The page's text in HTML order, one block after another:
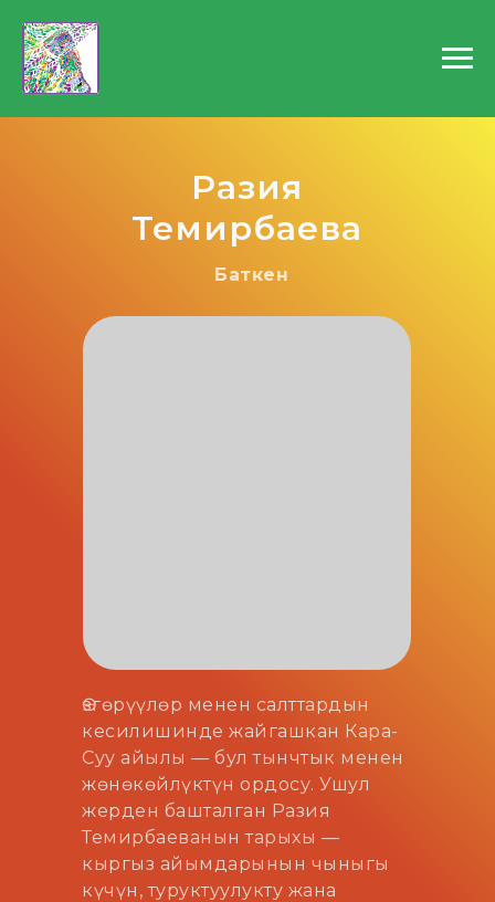
Разия
Темирбаева
Баткен
Өзгөрүүлөр менен салттардын
кесилишинде жайгашкан Кара-
Суу айылы — бул тынчтык менен
жөнөкөйлүктүн ордосу. Ушул
жерден башталган Разия
Темирбаеванын тарыхы —
кыргыз айымдарынын чыныгы
күчүн, туруктуулукту жана